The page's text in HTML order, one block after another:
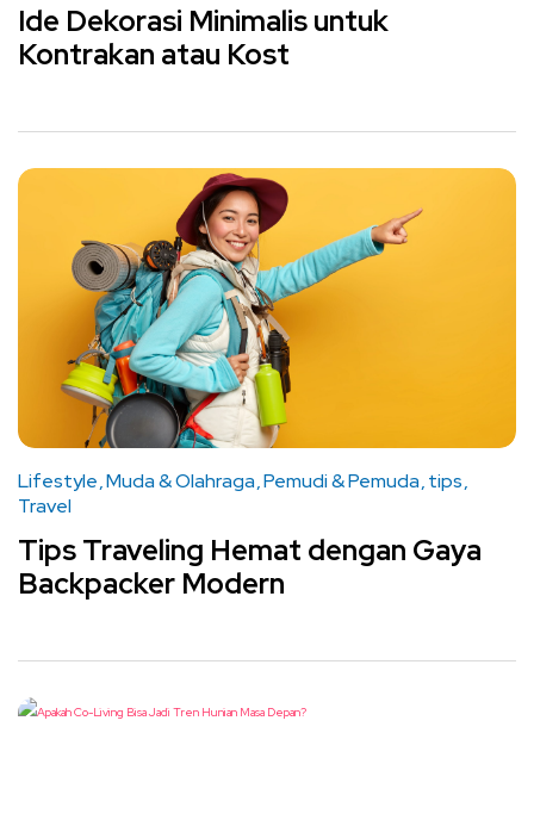
Ide Dekorasi Minimalis untuk
Kontrakan atau Kost
Lifestyle Muda & Olahraga Pemudi & Pemuda tips
Travel
Tips Traveling Hemat dengan Gaya
Backpacker Modern